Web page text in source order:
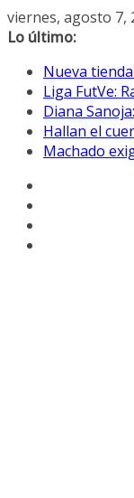
Saltar
al
viernes, agosto 7,
Lo último:
Nueva
Liga FutVe:
Diana
Hallan el
Machado